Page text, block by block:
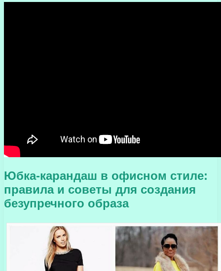
Юбка-карандаш в офисном стиле:
правила и советы для создания
безупречного образа